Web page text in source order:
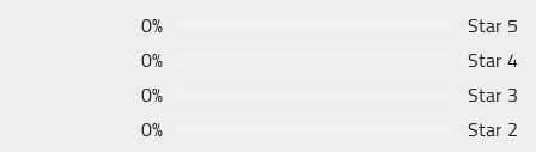
5 Star
0%
4 Star
0%
3 Star
0%
2 Star
0%